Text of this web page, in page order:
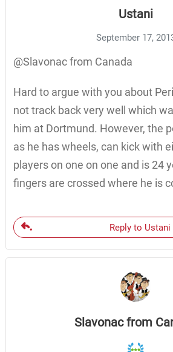
Ustani
September 17,
@Slavonac from Canada
Hard to argue with you about
not track back very well which
him at Dortmund. However, the
as he has wheels, can kick with
players on one on one and is 24
fingers are crossed where he is
Reply to Ustani
Slavonac from